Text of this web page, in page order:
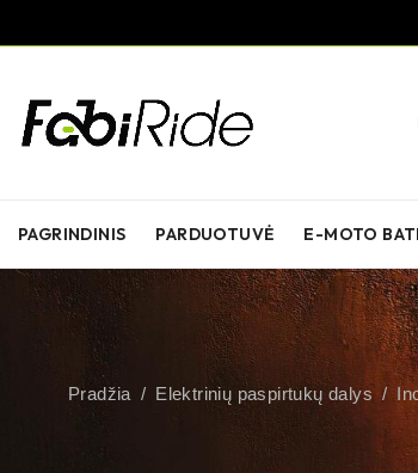
PAGRINDINIS PARDUOTUVĖ E-MOTO
Pradžia / Elektrinių paspirtukų dalys /